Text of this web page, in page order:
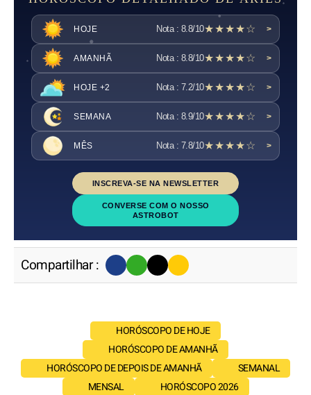
HOJE Nota : 8.8/10★★★★☆ >
AMANHÃ Nota : 8.8/10★★★★☆ >
HOJE +2 Nota : 7.2/10★★★★☆ >
SEMANA Nota : 8.9/10★★★★☆ >
MÊS Nota : 7.8/10★★★★☆ >
INSCREVA-SE NA NEWSLETTER
CONVERSE COM O NOSSO
ASTROBOT
Compartilhar :
HORÓSCOPO DE HOJE
HORÓSCOPO DE AMANHÃ
HORÓSCOPO DE DEPOIS DE AMANHÃ
SEMANAL
MENSAL
HORÓSCOPO 2026